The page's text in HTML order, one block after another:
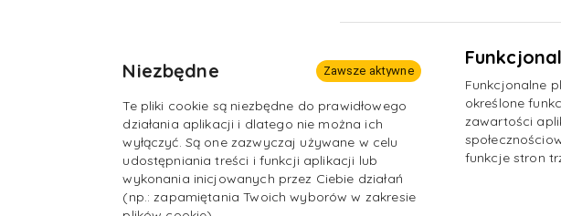
Niezbędne Zawsze aktywne
Te pliki cookie są niezbędne do prawidłowego
działania aplikacji i dlatego nie można ich
wyłączyć. Są one zazwyczaj używane w celu
udostępniania treści i funkcji aplikacji lub
wykonania inicjowanych przez Ciebie działań
(np.: zapamiętania Twoich wyborów w zakresie
Funkcjonalne
określone
zawartości
funkcje stron